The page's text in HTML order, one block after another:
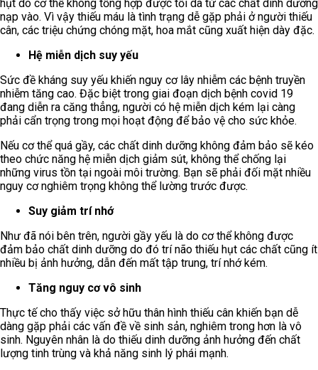
hụt do cơ thể không tổng hợp được tối da từ các chất dinh dưỡng
nạp vào. Vì vậy thiếu máu là tình trạng dễ gặp phải ở người thiếu
cân, các triệu chứng chóng mặt, hoa mắt cũng xuất hiện dày đặc.
Hệ miễn dịch suy yếu
Sức đề kháng suy yếu khiến nguy cơ lây nhiễm các bệnh truyền
nhiễm tăng cao. Đặc biệt trong giai đoạn dịch bệnh covid 19
đang diễn ra căng thẳng, người có hệ miễn dịch kém lại càng
phải cẩn trọng trong mọi hoạt động để bảo vệ cho sức khỏe.
Nếu cơ thể quá gầy, các chất dinh dưỡng không đảm bảo sẽ kéo
theo chức năng hệ miễn dịch giảm sút, không thể chống lại
những virus tồn tại ngoài môi trường. Bạn sẽ phải đối mặt nhiều
nguy cơ nghiêm trọng không thể lường trước được.
Suy giảm trí nhớ
Như đã nói bên trên, người gầy yếu là do cơ thể không được
đảm bảo chất dinh dưỡng do đó trí não thiếu hụt các chất cũng ít
nhiều bị ảnh hưởng, dẫn đến mất tập trung, trí nhớ kém.
Tăng nguy cơ vô sinh
Thực tế cho thấy việc sở hữu thân hình thiếu cân khiến bạn dễ
dàng gặp phải các vấn đề về sinh sản, nghiêm trong hơn là vô
sinh. Nguyên nhân là do thiếu dinh dưỡng ảnh hưởng đến chất
lượng tinh trùng và khả năng sinh lý phái mạnh.